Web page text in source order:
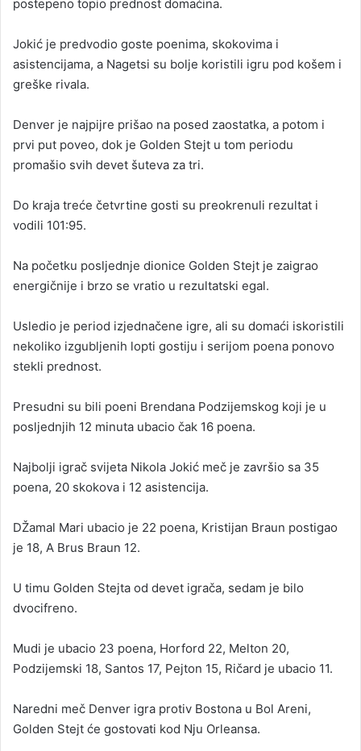
postepeno topio prednost domaćina.
Јokić je predvodio goste poenima, skokovima i
asistencijama, a Nagetsi su bolje koristili igru pod košem i
greške rivala.
Denver je najpijre prišao na posed zaostatka, a potom i
prvi put poveo, dok je Golden Stejt u tom periodu
promašio svih devet šuteva za tri.
Do kraja treće četvrtine gosti su preokrenuli rezultat i
vodili 101:95.
Na početku posljednje dionice Golden Stejt je zaigrao
energičnije i brzo se vratio u rezultatski egal.
Usledio je period izjednačene igre, ali su domaći iskoristili
nekoliko izgubljenih lopti gostiju i serijom poena ponovo
stekli prednost.
Presudni su bili poeni Brendana Podzijemskog koji je u
posljednjih 12 minuta ubacio čak 16 poena.
Najbolji igrač svijeta Nikola Јokić meč je završio sa 35
poena, 20 skokova i 12 asistencija.
DŽamal Mari ubacio je 22 poena, Kristijan Braun postigao
je 18, A Brus Braun 12.
U timu Golden Stejta od devet igrača, sedam je bilo
dvocifreno.
Mudi je ubacio 23 poena, Horford 22, Melton 20,
Podzijemski 18, Santos 17, Pejton 15, Ričard je ubacio 11.
Naredni meč Denver igra protiv Bostona u Bol Areni,
Golden Stejt će gostovati kod Nju Orleansa.